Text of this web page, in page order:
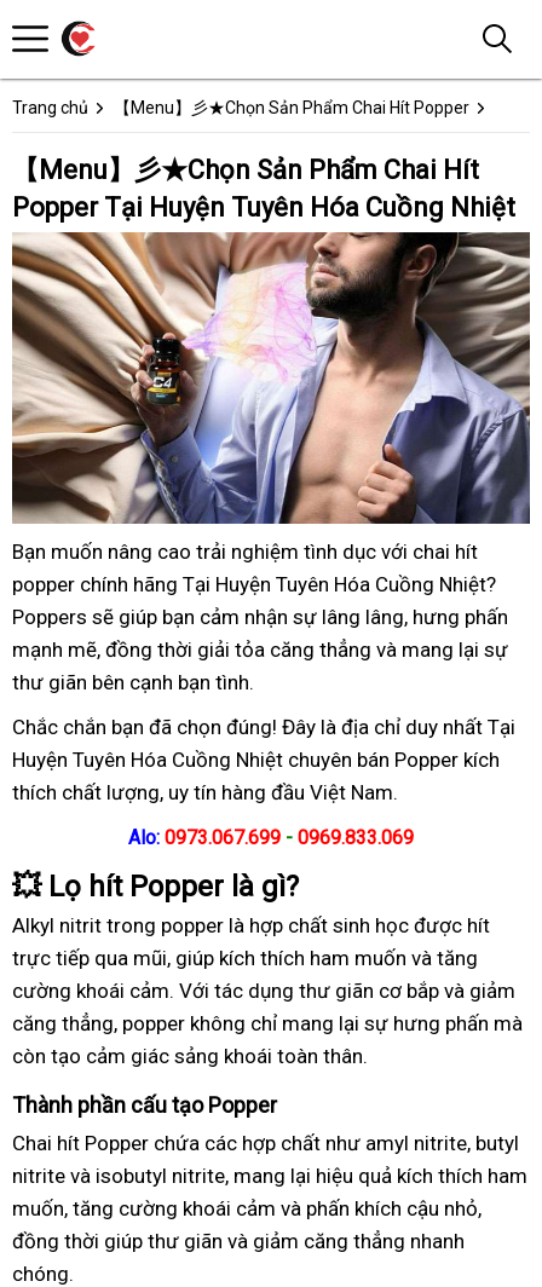
Trang chủ 【Menu】彡★Chọn Sản Phẩm Chai Hít Popper
【Menu】彡★Chọn Sản Phẩm Chai Hít
Popper Tại Huyện Tuyên Hóa Cuồng Nhiệt
Bạn muốn nâng cao trải nghiệm tình dục với chai hít
popper chính hãng Tại Huyện Tuyên Hóa Cuồng Nhiệt?
Poppers sẽ giúp bạn cảm nhận sự lâng lâng, hưng phấn
mạnh mẽ, đồng thời giải tỏa căng thẳng và mang lại sự
thư giãn bên cạnh bạn tình.
Chắc chắn bạn đã chọn đúng! Đây là địa chỉ duy nhất Tại
Huyện Tuyên Hóa Cuồng Nhiệt chuyên bán Popper kích
thích chất lượng, uy tín hàng đầu Việt Nam.
Alo: 0973.067.699 - 0969.833.069
💥 Lọ hít Popper là gì?
Alkyl nitrit trong popper là hợp chất sinh học được hít
trực tiếp qua mũi, giúp kích thích ham muốn và tăng
cường khoái cảm. Với tác dụng thư giãn cơ bắp và giảm
căng thẳng, popper không chỉ mang lại sự hưng phấn mà
còn tạo cảm giác sảng khoái toàn thân.
Thành phần cấu tạo Popper
Chai hít Popper chứa các hợp chất như amyl nitrite, butyl
nitrite và isobutyl nitrite, mang lại hiệu quả kích thích ham
muốn, tăng cường khoái cảm và phấn khích cậu nhỏ,
đồng thời giúp thư giãn và giảm căng thẳng nhanh
chóng.